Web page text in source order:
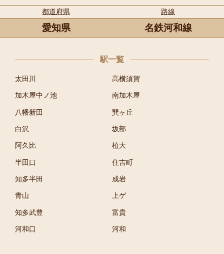
都道府県
路線
愛知県 名鉄河和線
駅一覧
太田川 高横須賀
加木屋中ノ池 南加木屋
八幡新田 巽ヶ丘
白沢 坂部
阿久比 植大
半田口 住吉町
知多半田 成岩
青山 上ゲ
知多武豊 富貴
河和口 河和